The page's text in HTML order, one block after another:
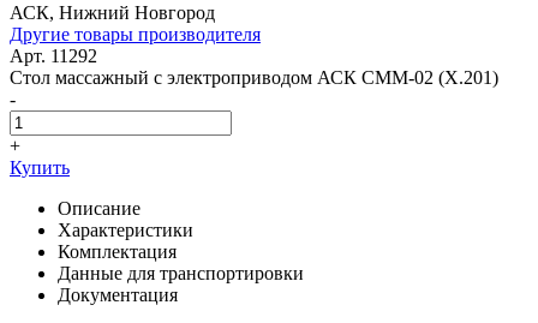
АСК, Нижний Новгород
Другие товары производителя
Арт. 11292
Стол массажный с электроприводом АСК СММ-02 (X.201)
-
+
Купить
Описание
Характеристики
Комплектация
Данные для транспортировки
Документация